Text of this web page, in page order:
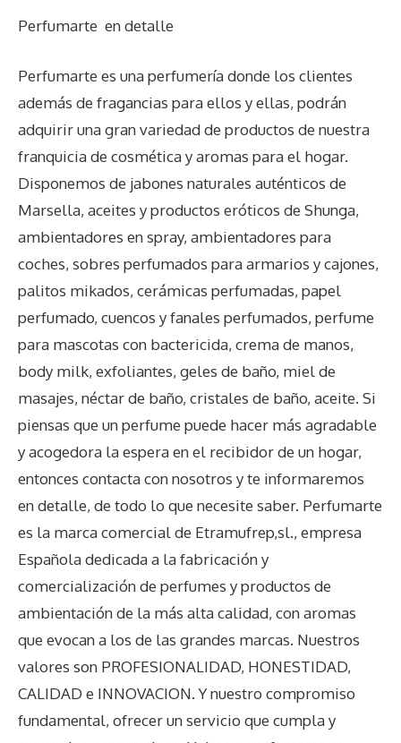
Perfumarte en detalle
Perfumarte es una perfumería donde los clientes
además de fragancias para ellos y ellas, podrán
adquirir una gran variedad de productos de nuestra
franquicia de cosmética y aromas para el hogar.
Disponemos de jabones naturales auténticos de
Marsella, aceites y productos eróticos de Shunga,
ambientadores en spray, ambientadores para
coches, sobres perfumados para armarios y cajones,
palitos mikados, cerámicas perfumadas, papel
perfumado, cuencos y fanales perfumados, perfume
para mascotas con bactericida, crema de manos,
body milk, exfoliantes, geles de baño, miel de
masajes, néctar de baño, cristales de baño, aceite. Si
piensas que un perfume puede hacer más agradable
y acogedora la espera en el recibidor de un hogar,
entonces contacta con nosotros y te informaremos
en detalle, de todo lo que necesite saber. Perfumarte
es la marca comercial de Etramufrep,sl., empresa
Española dedicada a la fabricación y
comercialización de perfumes y productos de
ambientación de la más alta calidad, con aromas
que evocan a los de las grandes marcas. Nuestros
valores son PROFESIONALIDAD, HONESTIDAD,
CALIDAD e INNOVACION. Y nuestro compromiso
fundamental, ofrecer un servicio que cumpla y